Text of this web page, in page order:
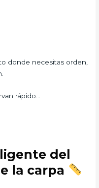
donde necesitas orden,
rápido…
del
la carpa